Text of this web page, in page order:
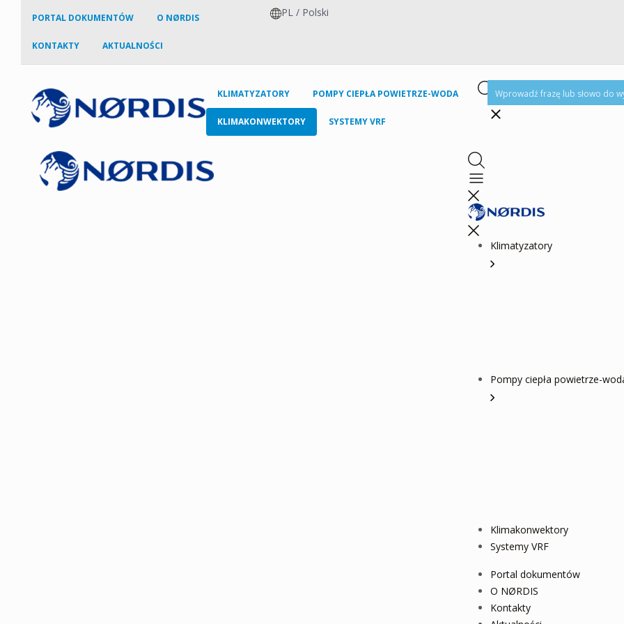
PORTAL DOKUMENTÓW O NØRDIS
KONTAKTY AKTUALNOŚCI
PL / Polski
KLIMATYZATORY POMPY CIEPŁA POWIETRZE-WODA
KLIMAKONWEKTORY SYSTEMY VRF
Klimatyzatory
Pompy ciepła powietrze-
Klimakonwektory
Systemy VRF
Portal dokumentów
O NØRDIS
Kontakty